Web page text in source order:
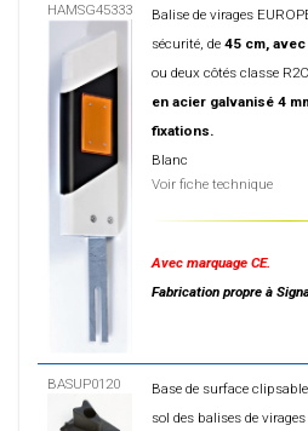
HAMSG45333
Balise de virages
sécurité, de 45 cm,
ou deux côtés classe
en acier galvanisé 4
fixations.
Blanc
Voir fiche technique
Avec marquage CE.
Fabrication propre à
BASUP0120
Base de surface
sol des balises de